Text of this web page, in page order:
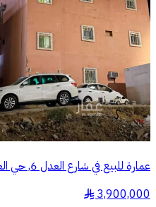
عمارة للبيع في شارع العدل 6, حي العدل, مدينة العدل, منطقة مكة المكرمة
3,900,000
§